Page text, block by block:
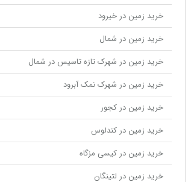
خرید زمین در خیرود
خرید زمین در شمال
خرید زمین در شهرک تازه تاسیس در شمال
خرید زمین در شهرک نمک آبرود
خرید زمین در کجور
خرید زمین در کندلوس
خرید زمین در کیسی مزگاه
خرید زمین در لتینگان